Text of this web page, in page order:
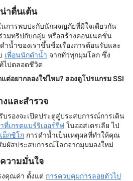
าตื่นเต้น
นการพบปะกับนักผจญภัยที่มีใจเดียวกัน
มทริปกับกลุ่ม หรือสร้างคอนเนคชั่น
น้ำของเราขึ้นชื่อเรื่องการต้อนรับและ
เพื่อนนักดำน้ำ จากทั่วทุกมุมโลก ซึ่ง
ไปตลอดชีวิต
ต่อยากลองใช่ไหม? ลองดูโปรแกรม SSI
และสำรวจ
รองจะเปิดประตูสู่ประสบการณ์การเดิน
ที่เกรตแบร์ริเออร์รีฟ ในออสเตรเลีย ไป
ม็กซิโก การดำน้ำเป็นเหตุผลที่ทำให้คุณ
ผัสประสบการณ์โลกจากมุมมองใหม่
วามมั่นใจ
คุณค่า ตั้งแต่ การควบคุมการลอยตัวไป